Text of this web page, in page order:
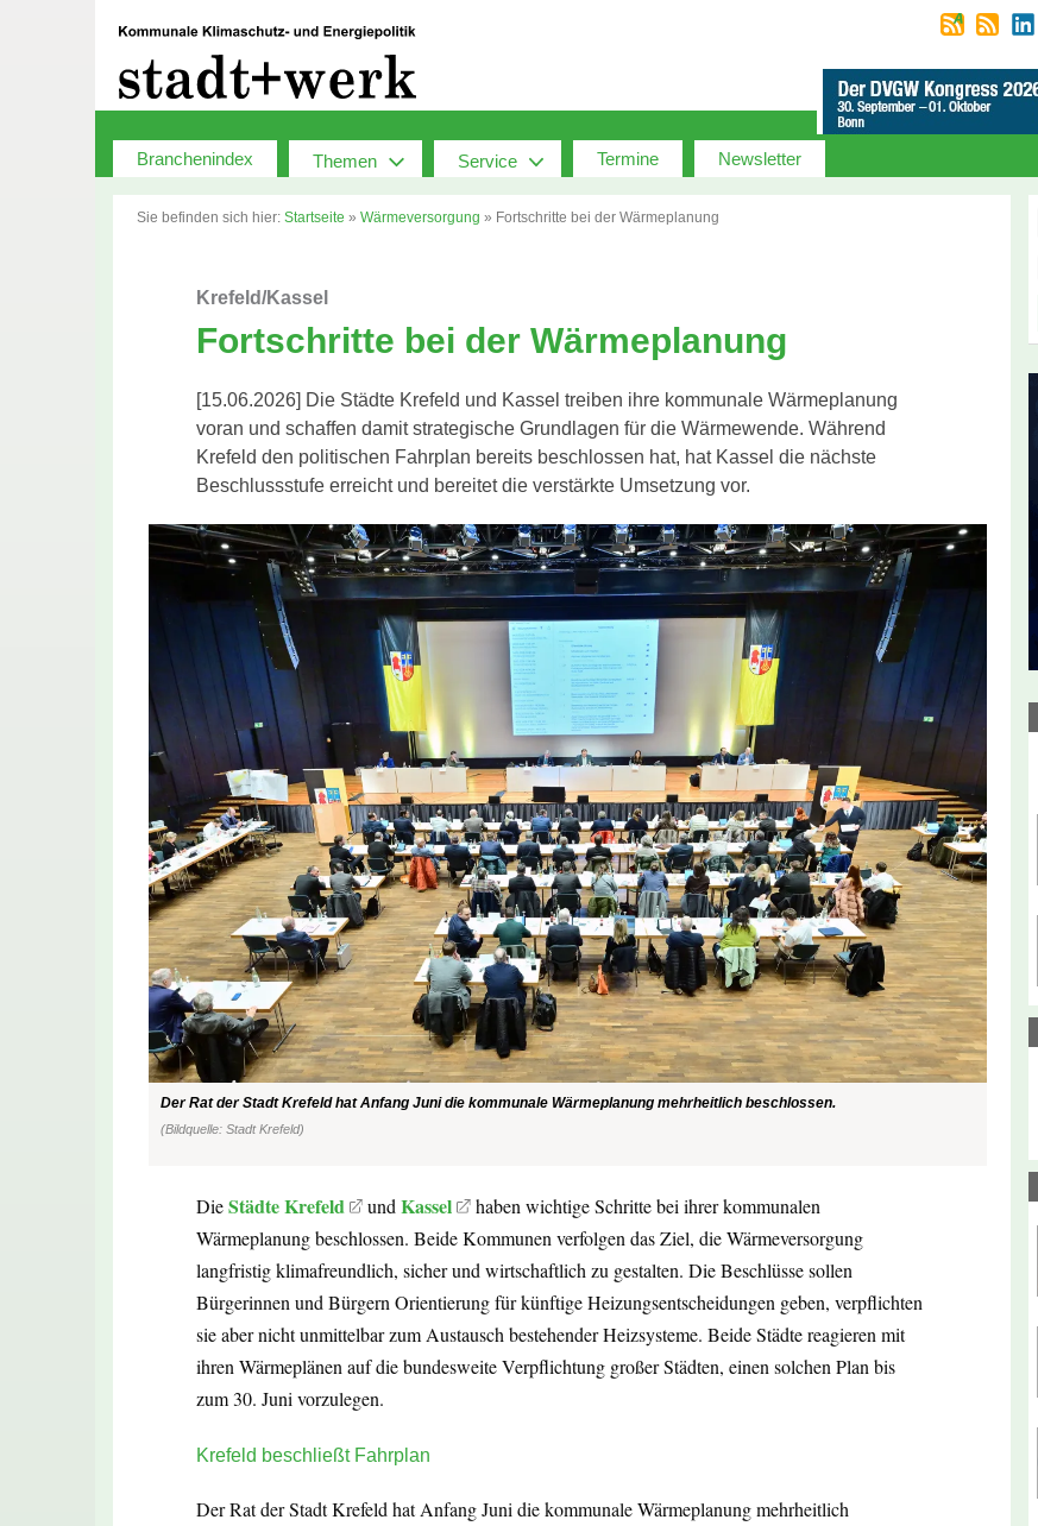
Branchenindex Themen Service Termine Newsletter
Sie befinden sich hier: Startseite » Wärmeversorgung » Fortschritte bei der Wärmeplanung
Krefeld/Kassel
Fortschritte bei der Wärmeplanung
[15.06.2026] Die Städte Krefeld und Kassel treiben ihre kommunale Wärmeplanung
voran und schaffen damit strategische Grundlagen für die Wärmewende. Während
Krefeld den politischen Fahrplan bereits beschlossen hat, hat Kassel die nächste
Beschlussstufe erreicht und bereitet die verstärkte Umsetzung vor.
Der Rat der Stadt Krefeld hat Anfang Juni die kommunale Wärmeplanung mehrheitlich beschlossen.
(Bildquelle: Stadt Krefeld)
DieStädte Krefeld undKassel
haben wichtige Schritte bei ihrer kommunalen
Wärmeplanung beschlossen. Beide Kommunen verfolgen das Ziel, die Wärmeversorgung
langfristig klimafreundlich, sicher und wirtschaftlich zu gestalten. Die Beschlüsse sollen
Bürgerinnen und Bürgern Orientierung für künftige Heizungsentscheidungen geben, verpflichten
sie aber nicht unmittelbar zum Austausch bestehender Heizsysteme. Beide Städte reagieren mit
ihren Wärmeplänen auf die bundesweite Verpflichtung großer Städten, einen solchen Plan bis
zum 30. Juni vorzulegen.
Krefeld beschließt Fahrplan
Der Rat der Stadt Krefeld hat Anfang Juni die kommunale Wärmeplanung mehrheitlich